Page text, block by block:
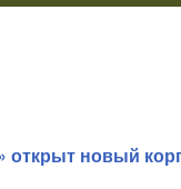
открыт новый